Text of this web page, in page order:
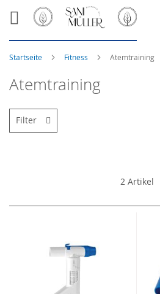
Startseite Fitness Atemtraining
Atemtraining
2Artikel
Filter